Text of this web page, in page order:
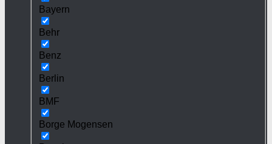
Bayern
Behr
Benz
Berlin
BMF
Borge Mogensen